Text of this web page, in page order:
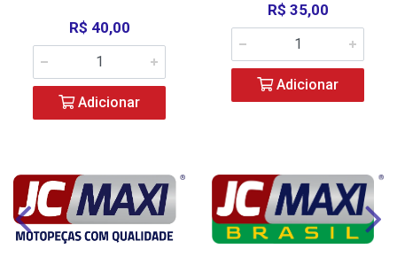
R$ 40,00
Adicionar
R$ 35,00
Adicionar